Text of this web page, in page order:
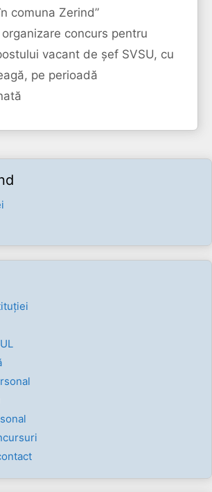
comuna Zerind”
concurs pentru
vacant de șef SVSU, cu
pe perioadă